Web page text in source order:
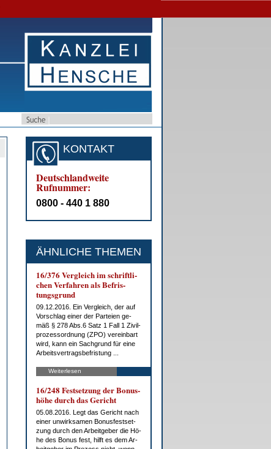
KONTAKT
Deutschlandweite
Rufnummer:
0800 - 440 1 880
ÄHNLICHE THEMEN
16/376 Ver­gleich im schrift­li­
chen Ver­fah­ren als Be­fris­
tungs­grund
09.12.2016. Ein Ver­gleich, der auf
Vor­schlag ei­ner der Par­tei­en ge­
mäß § 278 Abs.6 Satz 1 Fall 1 Zi­vil­
pro­zess­ord­nung (ZPO) ver­ein­bart
wird, kann ein Sach­grund für ei­ne
Ar­beits­ver­trags­be­fris­tung ...
Weiterlesen
16/248 Fest­set­zung der Bo­nus­
hö­he durch das Ge­richt
05.08.2016. Legt das Ge­richt nach
ei­ner un­wirk­sa­men Bo­nus­fest­set­
zung durch den Ar­beit­ge­ber die Hö­
he des Bo­nus fest, hilft es dem Ar­